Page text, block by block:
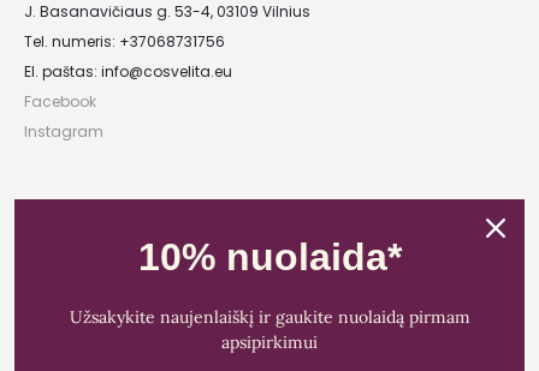
J. Basanavičiaus g. 53-4, 03109 Vilnius
Tel. numeris: +37068731756
El. paštas: info@cosvelita.eu
Facebook
Instagram
Įmonės kodas: 303481944
PVM mokėtojo kodas: LT100011828014
Bankas: Paysera LT
10% nuolaida*
Užsakykite naujenlaiškį ir gaukite nuolaidą pirmam
apsipirkimui